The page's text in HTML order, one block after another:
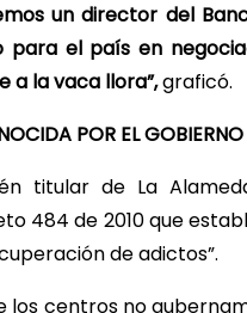
un director del
para el país en
a la vaca llora”,graficó.
POR EL GOBIERNO
titular de La
484 de 2010 que
de adictos”.
los centros no